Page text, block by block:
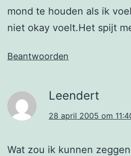
mond te houden als ik
niet okay voelt.Het spijt
Beantwoorden
Leendert
28 april 2005 om
Wat zou ik kunnen